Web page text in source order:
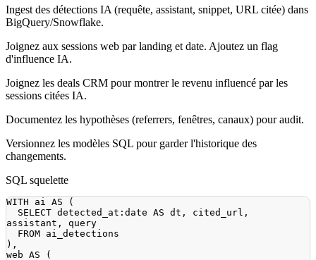
Ingest des détections IA (requête, assistant, snippet, URL citée) dans
BigQuery/Snowflake.
Joignez aux sessions web par landing et date. Ajoutez un flag
d'influence IA.
Joignez les deals CRM pour montrer le revenu influencé par les
sessions citées IA.
Documentez les hypothèses (referrers, fenêtres, canaux) pour audit.
Versionnez les modèles SQL pour garder l'historique des
changements.
SQL squelette
WITH ai AS
(
SELECT detected_at: date AS dt , cited_url ,
assistant ,
FROM
) ,
web AS
(